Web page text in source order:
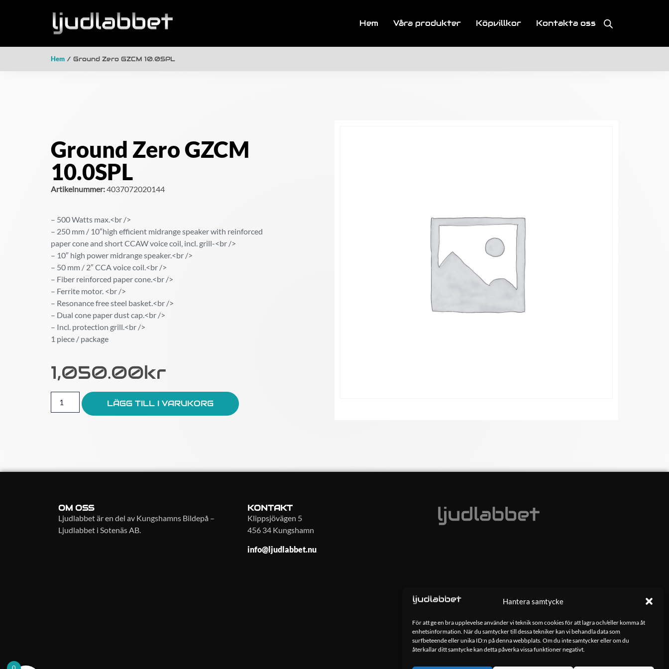
Hantera samtycke
För att ge en bra upplevelse använder vi teknik som cookies för att lagra och/eller komma åt
enhetsinformation. När du samtycker till dessa tekniker kan vi behandla data som
surfbeteende eller unika ID:n på denna webbplats. Om du inte samtycker eller om du
återkallar ditt samtycke kan detta påverka vissa funktioner negativt.
Hem Våra produkter Köpvillkor Kontakta oss
Hem / Ground Zero GZCM 10.0SPL
Ground Zero GZCM
10.0SPL
Artikelnummer:4037072020144
– 500 Watts max.<br />
– 250 mm / 10″high efficient midrange speaker with reinforced
paper cone and short CCAW voice coil, incl. grill-<br />
– 10″ high power midrange speaker.<br />
– 50 mm / 2″ CCA voice coil.<br />
– Fiber reinforced paper cone.<br />
– Ferrite motor. <br />
– Resonance free steel basket.<br />
– Dual cone paper dust cap.<br />
– Incl. protection grill.<br />
1 piece / package
1,050.00Kr
LÄGG TILL I VARUKORG
OM OSS
Ljudlabbet är en del av Kungshamns Bildepå –
Ljudlabbet i Sotenäs AB.
KONTAKT
Klippsjövägen 5
456 34 Kungshamn
info@ljudlabbet.nu